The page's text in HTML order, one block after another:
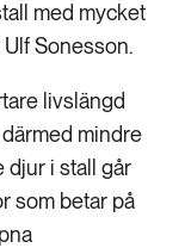
med mycket
Sonesson.
livslängd
mindre
djur i stall går
som betar på